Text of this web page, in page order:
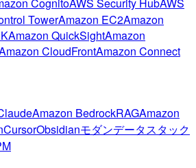
CognitoAWS Security HubAWS
TowerAmazon EC2Amazon
Amazon QuickSightAmazon
CloudFrontAmazon Connect
Amazon BedrockRAGAmazon
CursorObsidianモダンデータスタック